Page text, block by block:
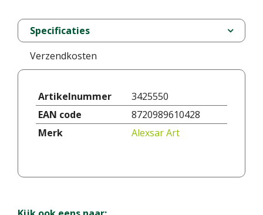
Specificaties
Verzendkosten
Artikelnummer
3425550
EAN code
8720989610428
Merk
Alexsar Art